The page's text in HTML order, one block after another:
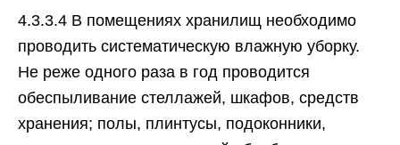
4.3.3.4 В помещениях хранилищ необходимо
проводить систематическую влажную уборку.
Не реже одного раза в год проводится
обеспыливание стеллажей, шкафов, средств
хранения; полы, плинтусы, подоконники,